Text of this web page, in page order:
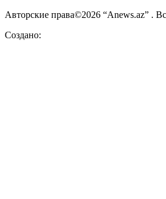
Авторские права©2026 “Anews.az” .
Создано: